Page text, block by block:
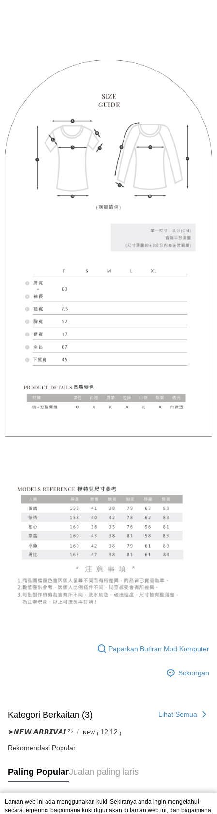
Paparkan Butiran Mod Komputer
Sokongan
Kategori Berkaitan (3) Lihat Semua
➤𝙉𝙀𝙒 𝘼𝙍𝙍𝙄𝙑𝘼𝙇²⁵ ɴᴇᴡ ₍ 12.12 ₎
Rekomendasi Popular
Paling PopularJualan paling laris
Tag Popular
Laman web ini ada menggunakan kuki. Sekiranya anda ingin mengetahui
secara terperinci bagaimana kuki digunakan di laman web ini, dan bagaimana